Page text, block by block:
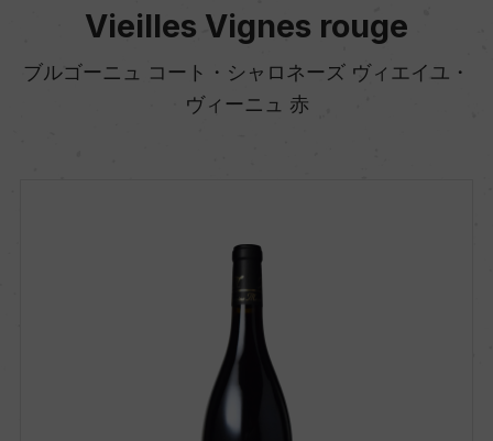
Vieilles Vignes rouge
ブルゴーニュ コート・シャロネーズ ヴィエイユ・
ヴィーニュ 赤